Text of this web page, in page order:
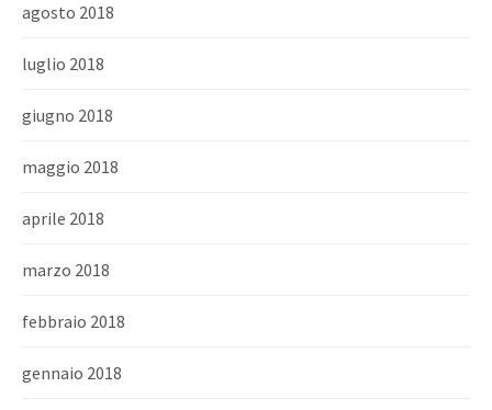
agosto 2018
luglio 2018
giugno 2018
maggio 2018
aprile 2018
marzo 2018
febbraio 2018
gennaio 2018